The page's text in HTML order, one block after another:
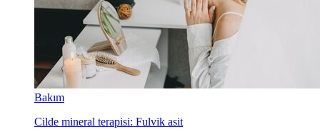
Bakım
Cilde mineral terapisi: Fulvik asit